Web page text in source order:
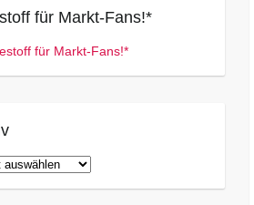
für Markt-Fans!*